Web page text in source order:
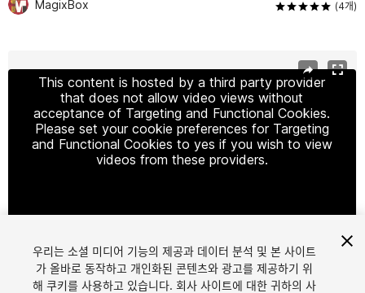
MagixBox (4개)
This content is hosted by a third party provider
that does not allow video views without
acceptance of Targeting and Functional Cookies.
Please set your cookie preferences for Targeting
and Functional Cookies to yes if you wish to view
videos from these providers.
1/37
우리는 소셜 미디어 기능의 제공과 데이터 분석 및 본 사이트
가 올바로 동작하고 개인화된 콘텐츠와 광고를 제공하기 위
해 쿠키를 사용하고 있습니다. 회사 사이트에 대한 귀하의 사